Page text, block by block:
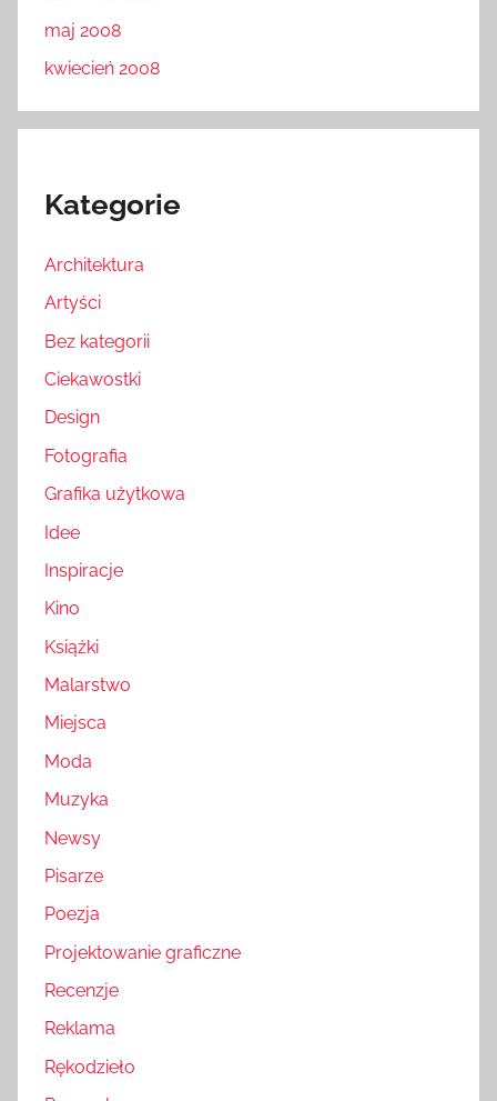
maj 2008
kwiecień 2008
Kategorie
Architektura
Artyści
Bez kategorii
Ciekawostki
Design
Fotografia
Grafika użytkowa
Idee
Inspiracje
Kino
Książki
Malarstwo
Miejsca
Moda
Muzyka
Newsy
Pisarze
Poezja
Projektowanie graficzne
Recenzje
Reklama
Rękodzieło